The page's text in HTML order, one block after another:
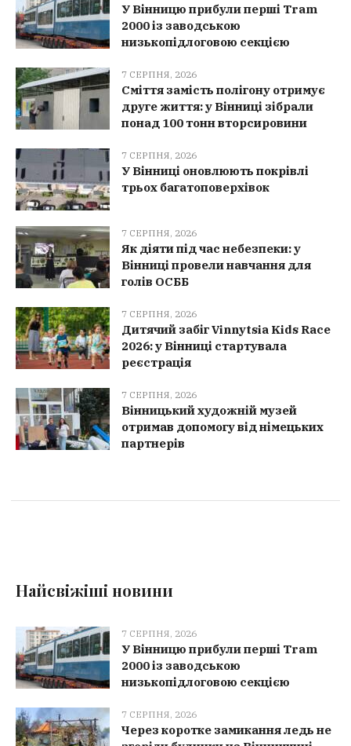
У Вінницю прибули перші Tram
2000 із заводською
низькопідлоговою секцією
7 СЕРПНЯ, 2026
Сміття замість полігону отримує
друге життя: у Вінниці зібрали
понад 100 тонн вторсировини
7 СЕРПНЯ, 2026
У Вінниці оновлюють покрівлі
трьох багатоповерхівок
7 СЕРПНЯ, 2026
Як діяти під час небезпеки: у
Вінниці провели навчання для
голів ОСББ
7 СЕРПНЯ, 2026
Дитячий забіг Vinnytsia Kids Race
2026: у Вінниці стартувала
реєстрація
7 СЕРПНЯ, 2026
Вінницький художній музей
отримав допомогу від німецьких
партнерів
Найсвіжіші новини
7 СЕРПНЯ, 2026
У Вінницю прибули перші Tram
2000 із заводською
низькопідлоговою секцією
7 СЕРПНЯ, 2026
Через коротке замикання ледь не